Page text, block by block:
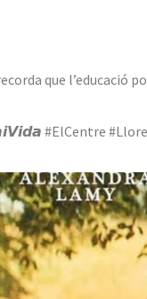
que l’educació
#ElCentre